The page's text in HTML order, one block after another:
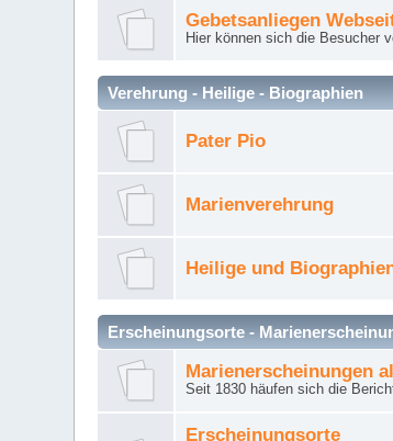
Gebetsanliegen
Hier können sich die Besucher
Verehrung - Heilige - Biographien
Pater Pio
Marienverehrung
Heilige und
Erscheinungsorte -
Marienerscheinungen
Seit 1830 häufen sich die
Erscheinungsorte